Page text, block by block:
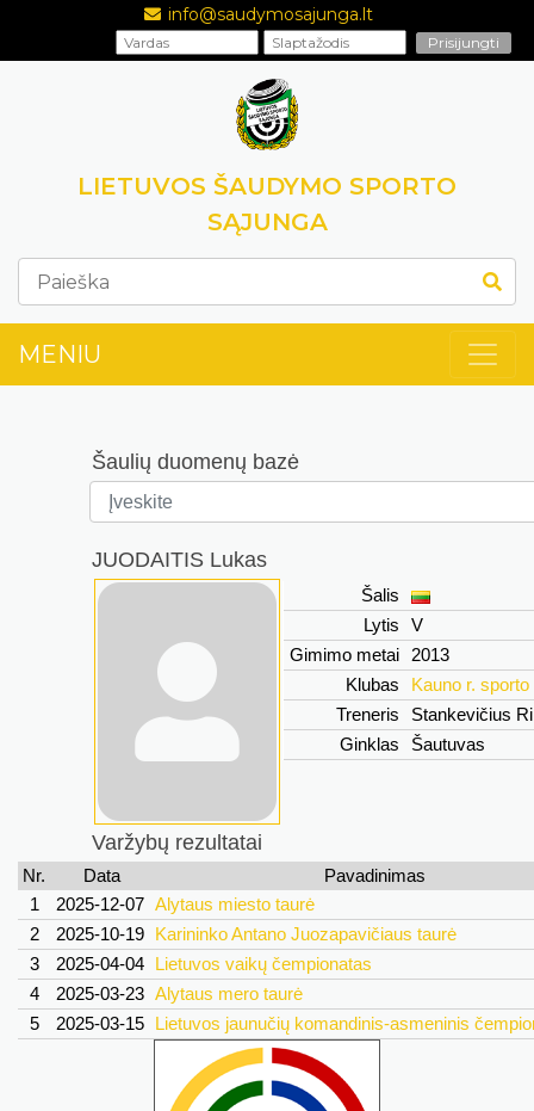
info@saudymosajunga.lt
LIETUVOS ŠAUDYMO SPORTO
SĄJUNGA
MENIU
Šaulių duomenų bazė
JUODAITIS Lukas
Šalis
Lytis
V
Gimimo metai
2013
Klubas
Kauno r.
Treneris
Stankevičius
Ginklas
Šautuvas
Varžybų rezultatai
Nr. Data
Pavadinimas
1
2025-12-07 Alytaus miesto taurė
2
2025-10-19 Karininko Antano Juozapavičiaus taurė
3
2025-04-04 Lietuvos vaikų čempionatas
4
2025-03-23 Alytaus mero taurė
5
2025-03-15 Lietuvos jaunučių komandinis-asmeninis